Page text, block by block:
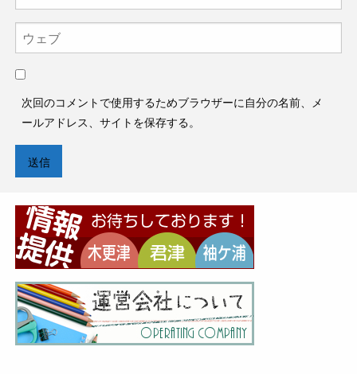
次回のコメントで使用するためブラウザーに自分の名前、メ
ールアドレス、サイトを保存する。